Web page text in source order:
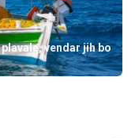
vendar jih bo